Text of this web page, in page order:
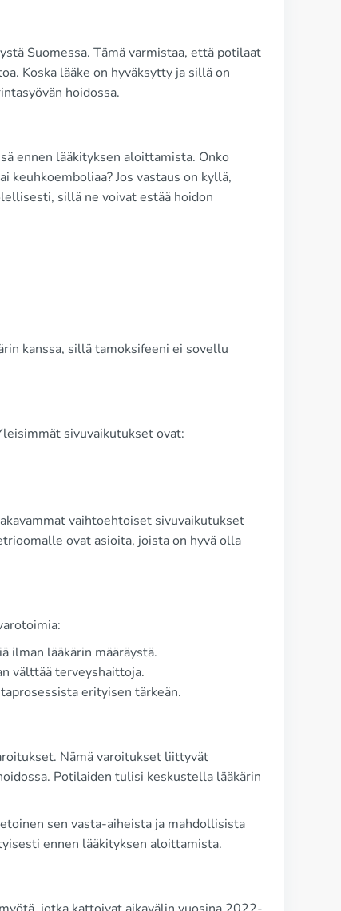
Suomessa. Tämä varmistaa, että potilaat
Koska lääke on hyväksytty ja sillä on
hoidossa.
ennen lääkityksen aloittamista. Onko
Jos vastaus on kyllä,
sillä ne voivat estää hoidon
kanssa, sillä tamoksifeeni ei sovellu
sivuvaikutukset ovat:
vaihtoehtoiset sivuvaikutukset
ovat asioita, joista on hyvä olla
ilman lääkärin määräystä.
välttää terveyshaittoja.
erityisen tärkeän.
Nämä varoitukset liittyvät
Potilaiden tulisi keskustella lääkärin
sen vasta-aiheista ja mahdollisista
ennen lääkityksen aloittamista.